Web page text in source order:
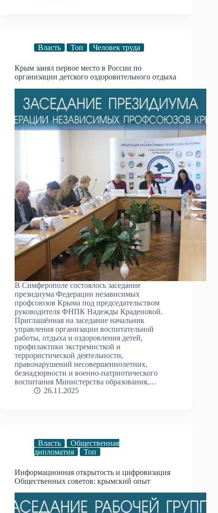
Власть Топ Человек труда
Крым занял первое место в России по
организации детского оздоровительного отдыха
В Симферополе состоялось заседание
президиума Федерации независимых
профсоюзов Крыма под председательством
руководителя ФНПК Надежды Краденовой.
Приглашённая на заседание начальник
управления организации воспитательной
работы, отдыха и оздоровления детей,
профилактики экстремисткой и
террористической деятельности,
правонарушений несовершеннолетних,
безнадзорности и военно-патриотического
воспитания Министерства образования,…
26.11.2025
Власть
Общественная
дипломатия
Топ
Информационная открытость и цифровизация
Общественных советов: крымский опыт